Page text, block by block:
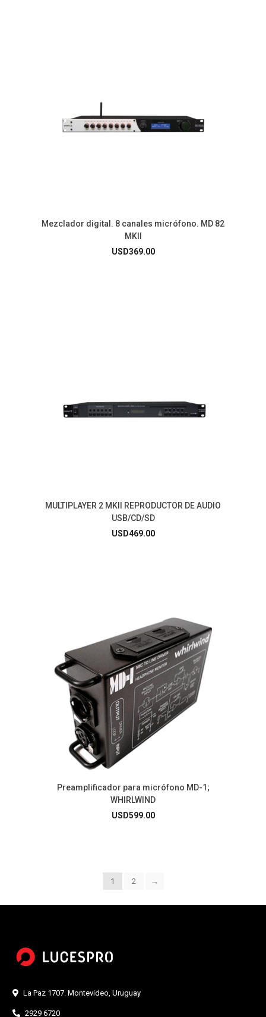
Mezclador digital. 8 canales micrófono. MD 82
MKII
USD369.00
MULTIPLAYER 2 MKII REPRODUCTOR DE AUDIO
USB/CD/SD
USD469.00
Preamplificador para micrófono MD-1;
WHIRLWIND
USD599.00
1 2 →
La Paz 1707. Montevideo, Uruguay
2929 6720